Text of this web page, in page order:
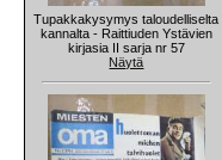
Tupakkakysymys taloudelliselta
kannalta - Raittiuden Ystävien
kirjasia II sarja nr 57
Näytä